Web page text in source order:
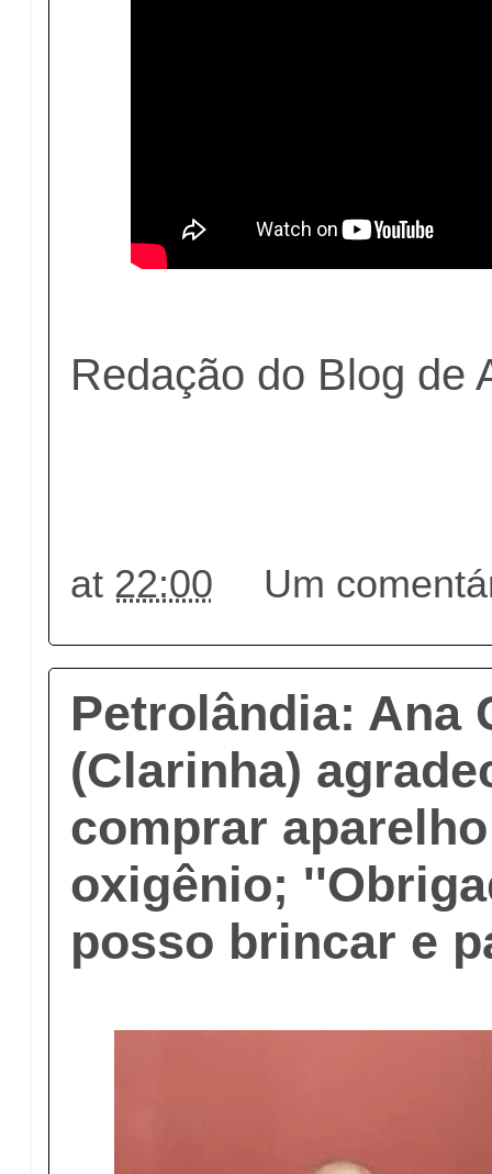
Redação do Blog de
at 22:00 Um
Petrolândia: Ana
(Clarinha)
comprar
oxigênio;
posso brincar e